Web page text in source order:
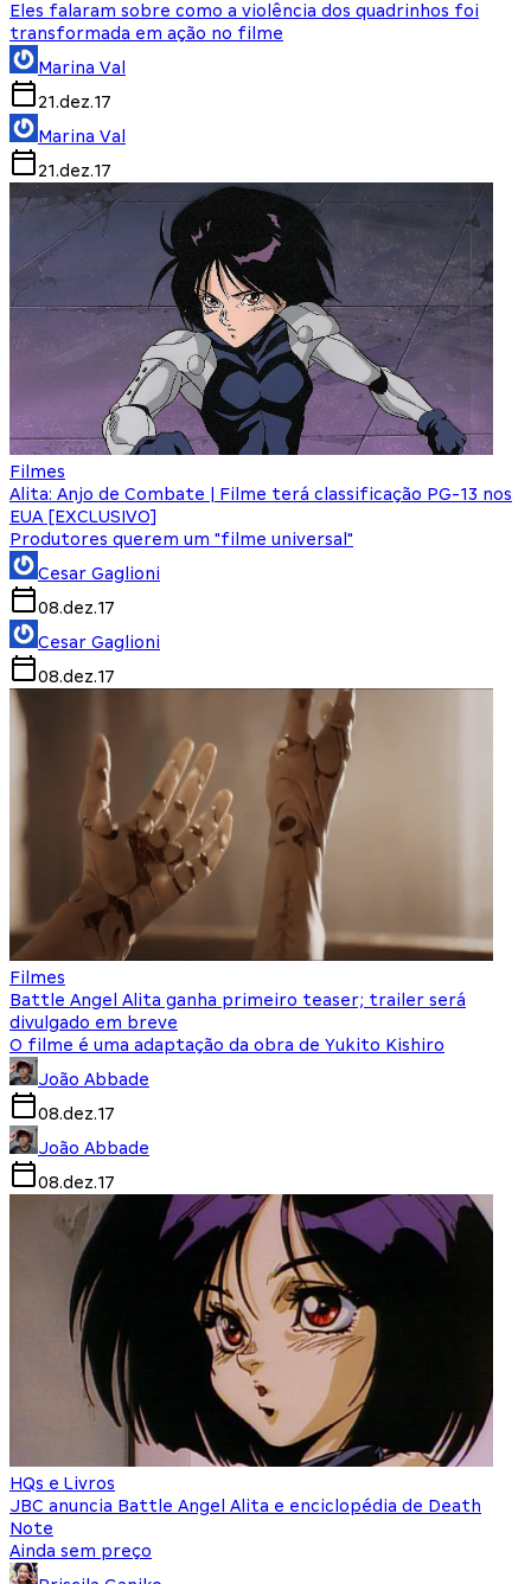
Eles falaram sobre como a violência dos quadrinhos foi
transformada em ação no filme
Marina Val
21.dez.17
Marina Val
21.dez.17
Filmes
Alita: Anjo de Combate | Filme terá classificação PG-13 nos
EUA [EXCLUSIVO]
Produtores querem um "filme universal"
Cesar Gaglioni
08.dez.17
Cesar Gaglioni
08.dez.17
Filmes
Battle Angel Alita ganha primeiro teaser; trailer será
divulgado em breve
O filme é uma adaptação da obra de Yukito Kishiro
João Abbade
08.dez.17
João Abbade
08.dez.17
HQs e Livros
JBC anuncia Battle​ ​Angel​ ​Alita​ e enciclopédia de Death
Note
Ainda sem preço